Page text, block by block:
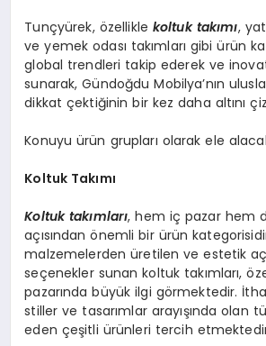
Tunçyürek, özellikle koltuk takımı,
ve yemek odası takımları gibi ürün
global trendleri takip ederek ve
sunarak, Gündoğdu Mobilya’nın
dikkat çektiğinin bir kez daha altını
Konuyu ürün grupları olarak ele
Koltuk Takımı
Koltuk takımları, hem iç pazar hem
açısından önemli bir ürün
malzemelerden üretilen ve estetik
seçenekler sunan koltuk takımları,
pazarında büyük ilgi görmektedir.
stiller ve tasarımlar arayışında olan
eden çeşitli ürünleri tercih